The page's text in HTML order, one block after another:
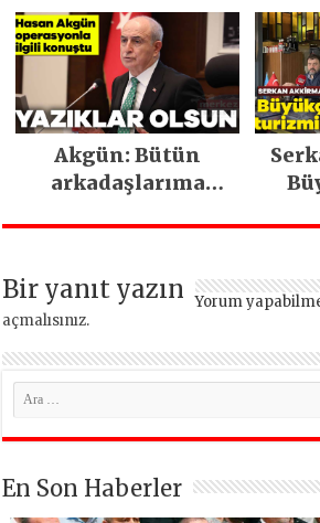
Akgün: Bütün
arkadaşlarıma
Bir yanıt yazın Yorum
açmalısınız.
En Son Haberler